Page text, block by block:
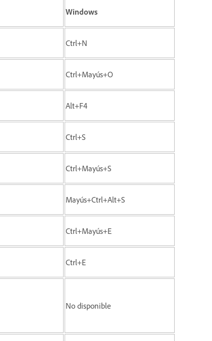
Windows
Ctrl+N
Ctrl+Mayús+O
Alt+F4
Ctrl+S
Ctrl+Mayús+S
Mayús+Ctrl+Alt+S
Ctrl+Mayús+E
Ctrl+E
No disponible